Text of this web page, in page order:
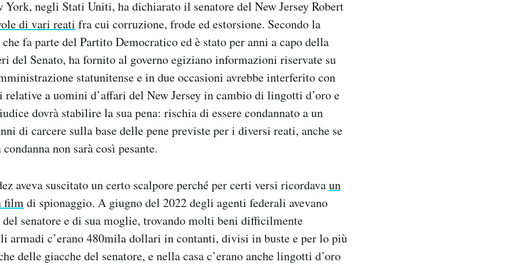
York, negli Stati Uniti, ha dichiarato il senatore del New Jersey Robert
di vari reati fra cui corruzione, frode ed estorsione. Secondo la
fa parte del Partito Democratico ed è stato per anni a capo della
del Senato, ha fornito al governo egiziano informazioni riservate su
statunitense e in due occasioni avrebbe interferito con
a uomini d’affari del New Jersey in cambio di lingotti d’oro e
dovrà stabilire la sua pena: rischia di essere condannato a un
di carcere sulla base delle pene previste per i diversi reati, anche se
non sarà così pesante.
aveva suscitato un certo scalpore perché per certi versi ricordavaun
filmdi spionaggio. A giugno del 2022 degli agenti federali avevano
senatore e di sua moglie, trovando molti beni difficilmente
armadi c’erano 480mila dollari in contanti, divisi in buste e per lo più
delle giacche del senatore, e nella casa c’erano anche lingotti d’oro